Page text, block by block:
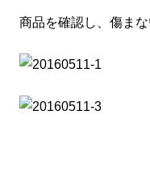
商品を確認し、傷ま